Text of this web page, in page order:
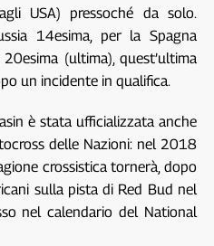
USA) pressoché da solo.
14esima, per la Spagna
(ultima), quest’ultima
un incidente in qualifica.
è stata ufficializzata anche
delle Nazioni: nel 2018
crossistica tornerà, dopo
sulla pista di Red Bud nel
nel calendario del National